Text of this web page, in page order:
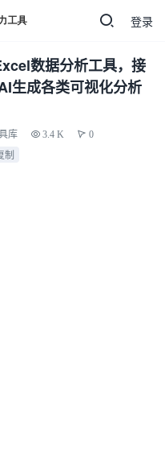
登录
数据分析工具，接
生成各类可视化分析
库 3.4 K 0
制